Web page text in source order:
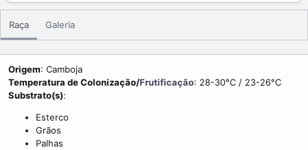
t
r
b
s
h
d
a
t
l
e
e
Raça Galeria
Origem: Camboja
Temperatura de Colonização/Frutificação: 28-30°C / 23-26°C
Substrato(s):
Esterco
Grãos
Palhas